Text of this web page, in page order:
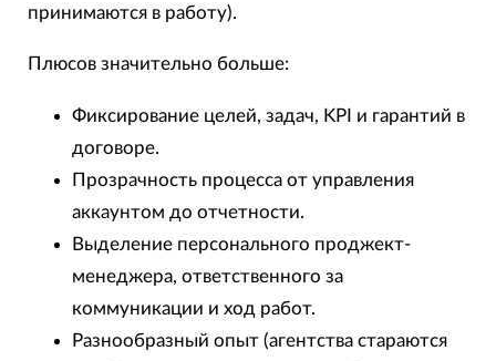
принимаются в работу).
Плюсов значительно больше:
Фиксирование целей, задач, KPI и гарантий в
договоре.
Прозрачность процесса от управления
аккаунтом до отчетности.
Выделение персонального проджект-
менеджера, ответственного за
коммуникации и ход работ.
Разнообразный опыт (агентства стараются